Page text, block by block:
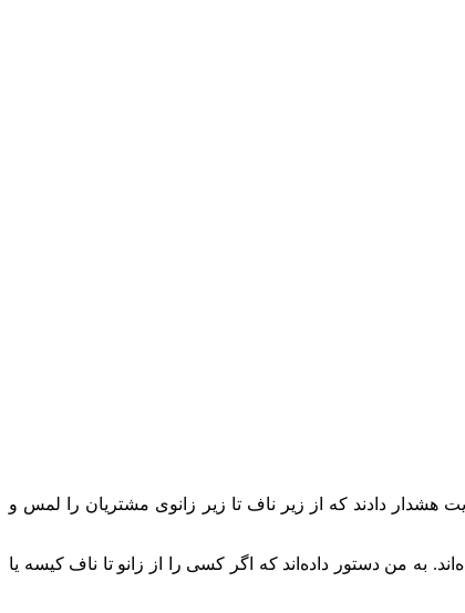
دادند که از زیر ناف تا زیر زانوی مشتریان را لمس و
به من دستور داده‌اند که اگر کسی را از زانو تا ناف کیسه یا